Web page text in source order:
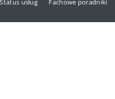
Status usług Fachowe poradniki